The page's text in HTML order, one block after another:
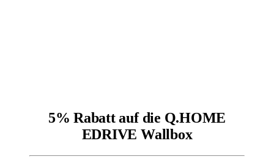
5% Rabatt auf die Q.HOME
EDRIVE Wallbox